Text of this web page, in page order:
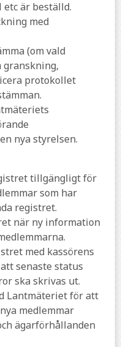
är beställd.
med
(om vald
granskning,
protokollet
nya styrelsen.
tillgängligt för
som har
registret.
när ny information
med kassörens
senaste status
ska skrivas ut.
Lantmäteriet för att
medlemmar
ägarförhållanden